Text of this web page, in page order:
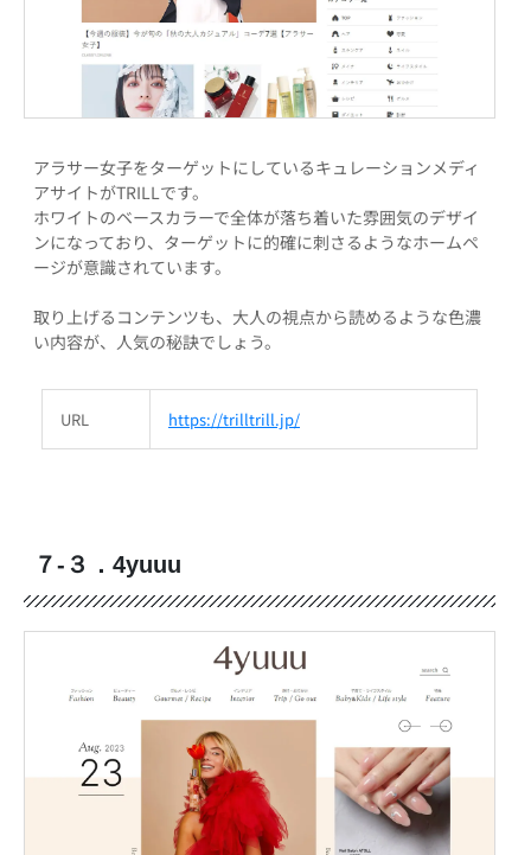
アラサー女子をターゲットにしているキュレーションメディ
アサイトがTRILLです。
ホワイトのベースカラーで全体が落ち着いた雰囲気のデザイ
ンになっており、ターゲットに的確に刺さるようなホームペ
ージが意識されています。
取り上げるコンテンツも、大人の視点から読めるような色濃
い内容が、人気の秘訣でしょう。
URL https://trilltrill.jp/
７-３．4yuuu